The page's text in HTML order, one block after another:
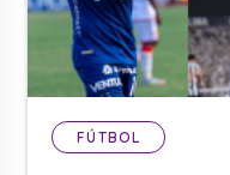
FÚTBOL